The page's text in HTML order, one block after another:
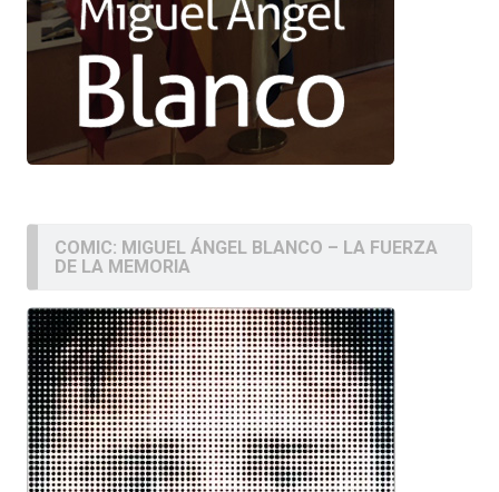
COMIC: MIGUEL ÁNGEL BLANCO – LA FUERZA
DE LA MEMORIA